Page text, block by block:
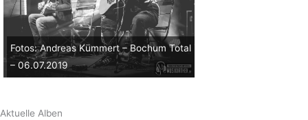
Fotos: Andreas Kümmert – Bochum Total
– 06.07.2019
Aktuelle Alben